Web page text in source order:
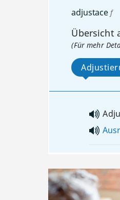
adjustacef
Übersicht
(Für mehr